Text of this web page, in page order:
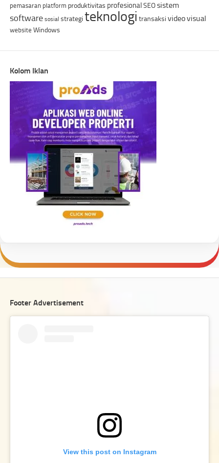
pemasaran platform produktivitas profesional SEOsistem
software sosial strategi teknologi transaksi videovisual
website Windows
Kolom Iklan
Footer Advertisement
View this post on Instagram